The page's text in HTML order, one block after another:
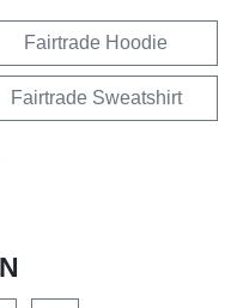
Fairtrade Hoodie
Fairtrade Sweatshirt